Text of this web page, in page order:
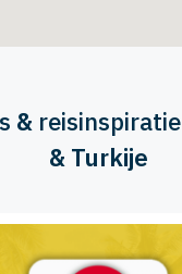
& reisinspiratie
& Turkije